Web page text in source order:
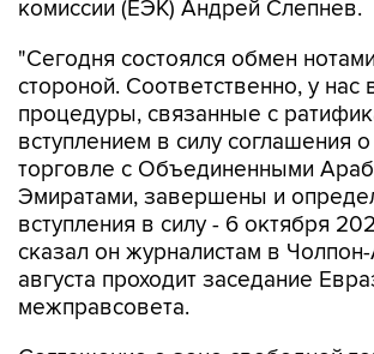
комиссии (ЕЭК) Андрей Слепнев.
"Сегодня состоялся обмен
стороной. Соответственно, у нас
процедуры, связанные с
вступлением в силу соглашения
торговле с Объединенными
Эмиратами, завершены и
вступления в силу - 6 октября
сказал он журналистам в
августа проходит заседание
межправсовета.